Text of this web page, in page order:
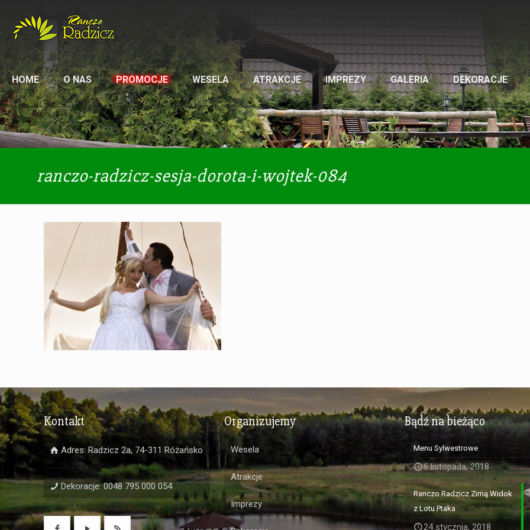
HOME O NAS PROMOCJE WESELA ATRAKCJE IMPREZY GALERIA DEKORACJE
ranczo-radzicz-sesja-dorota-i-wojtek-084
Kontakt
Adres: Radzicz 2a, 74-311 Różańsko
Dekoracje: 0048 795 000 054
Organizujemy
Wesela
Atrakcje
Imprezy
Bądź na bieżąco
Menu Sylwestrowe
6 listopada, 2018
Ranczo Radzicz Zimą Widok
z Lotu Ptaka
24 stycznia, 2018